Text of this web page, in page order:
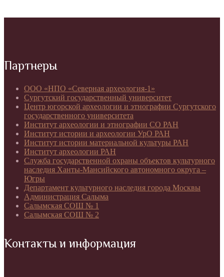
Партнеры
ООО «НПО «Северная археология-1»
Сургутский государственный университет
Центр югорской археологии и этнографии Сургутского
государственного университета
Институт археологии и этнографии СО РАН
Институт истории и археологии УрО РАН
Институт истории материальной культуры РАН
Институт археологии РАН
Служба государственной охраны объектов культурного
наследия Ханты-Мансийского автономного округа –
Югры
Департамент культурного наследия города Москвы
Администрация Салыма
Салымская СОШ № 1
Салымская СОШ № 2
Контакты и информация